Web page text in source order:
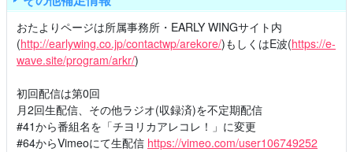
おたよりページは所属事務所・EARLY WINGサイト内
(http://earlywing.co.jp/contactwp/arekore/)もしくはE波(https://e-
wave.site/program/arkr/)
初回配信は第0回
月2回生配信、その他ラジオ(収録済)を不定期配信
#41から番組名を「チヨリカアレコレ！」に変更
#64からVimeoにて生配信 https://vimeo.com/user106749252